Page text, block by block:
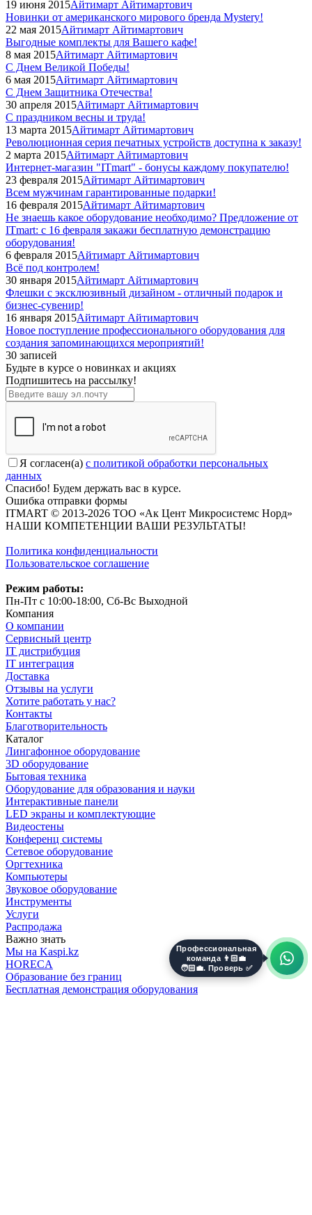
19 июня 2015Айтимарт Айтимартович
Новинки от американского мирового бренда Mystery!
22 мая 2015Айтимарт Айтимартович
Выгодные комплекты для Вашего кафе!
8 мая 2015Айтимарт Айтимартович
С Днем Великой Победы!
6 мая 2015Айтимарт Айтимартович
C Днем Защитника Отечества!
30 апреля 2015Айтимарт Айтимартович
С праздником весны и труда!
13 марта 2015Айтимарт Айтимартович
Революционная серия печатных устройств доступна к заказу!
2 марта 2015Айтимарт Айтимартович
Интернет-магазин "ITmart" - бонусы каждому покупателю!
23 февраля 2015Айтимарт Айтимартович
Всем мужчинам гарантированные подарки!
16 февраля 2015Айтимарт Айтимартович
Не знаешь какое оборудование необходимо? Предложение от
ITmart: с 16 февраля закажи бесплатную демонстрацию
оборудования!
6 февраля 2015Айтимарт Айтимартович
Всё под контролем!
30 января 2015Айтимарт Айтимартович
Флешки с эксклюзивный дизайном - отличный подарок и
бизнес-сувенир!
16 января 2015Айтимарт Айтимартович
Новое поступление профессионального оборудования для
создания запоминающихся мероприятий!
30 записей
Будьте в курсе о новинках и акциях
Подпишитесь на рассылкy!
Я согласен(a) с политикой обработки персональных
данных
Спасибо! Будем держать вас в курсе.
Ошибка отправки формы
ITMART © 2013-2026 ТОО «Ак Цент Микросистемс Норд»
НАШИ КОМПЕТЕНЦИИ ВАШИ РЕЗУЛЬТАТЫ!
Политика конфиденциальности
Пользовательское соглашение
Режим работы:
Пн-Пт с 10:00-18:00, Сб-Вс Выходной
Компания
О компании
Сервисный центр
IT дистрибуция
IT интеграция
Доставка
Отзывы на услуги
Хотите работать у нас?
Контакты
Благотворительность
Каталог
Лингафонное оборудование
3D оборудование
Бытовая техника
Оборудование для образования и науки
Интерактивные панели
LED экраны и комплектующие
Видеостены
Конференц системы
Сетевое оборудование
Оргтехника
Компьютеры
Звуковое оборудование
Инструменты
Услуги
Распродажа
Важно знать
Мы на Kaspi.kz
HORECA
Образование без границ
Бесплатная демонстрация оборудования
Профессиональная
команда 👨🏻‍💼
🧑🏻‍💼. Проверь ✅